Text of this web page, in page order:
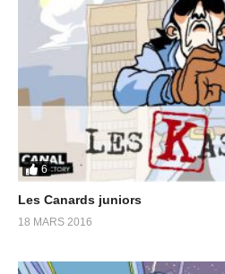
6
Les Canards juniors
18 MARS 2016